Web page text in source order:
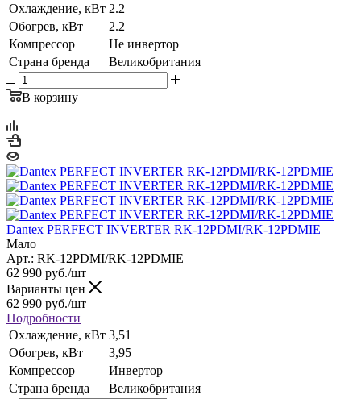
Охлаждение, кВт 2.2
Обогрев, кВт
2.2
Компрессор
Не инвертор
Страна бренда
Великобритания
В корзину
Dantex PERFECT INVERTER RK-12PDMI/RK-12PDMIE
Мало
Арт.: RK-12PDMI/RK-12PDMIE
62 990 руб./шт
Варианты цен
62 990 руб./шт
Подробности
Охлаждение, кВт 3,51
Обогрев, кВт
3,95
Компрессор
Инвертор
Страна бренда
Великобритания